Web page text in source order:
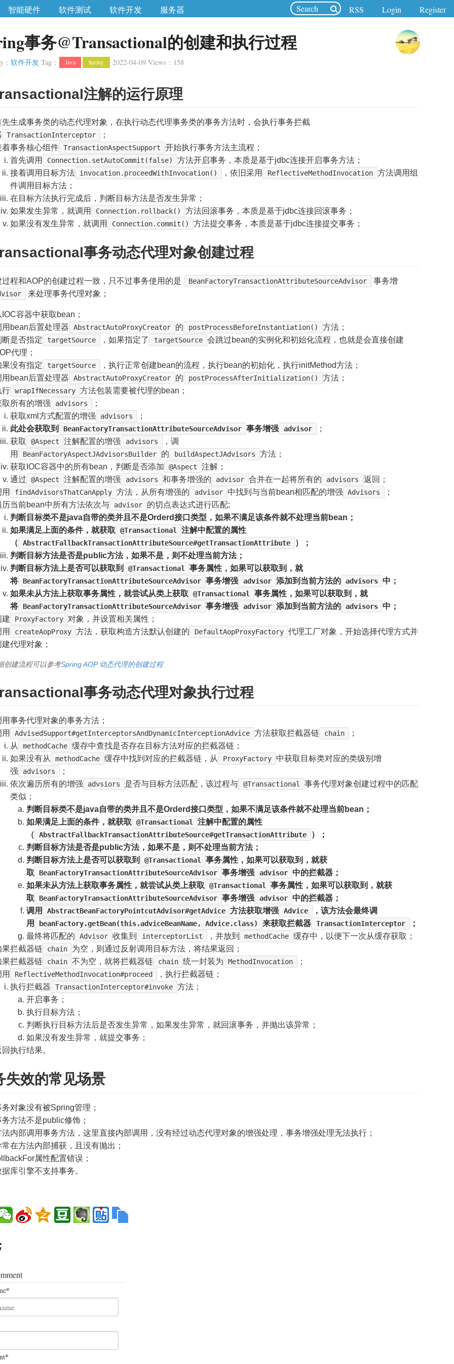
智能硬件 软件测试 软件开发 服务器 RSS Login Register
事务@Transactional的创建和执行过程
：软件开发 Tag ： Java Spring 2022-04-09 Views ： 158
注解的运行原理
先生成事务类的动态代理对象，在执行动态代理事务类的事务方法时，会执行事务拦截
TransactionInterceptor
；
着事务核心组件 TransactionAspectSupport
开始执行事务方法主流程；
首先调用
Connection.setAutoCommit(false)
方法开启事务，本质是基于jdbc连接开启事务方法；
接着调用目标方法
invocation.proceedWithInvocation() ，依旧采用 ReflectiveMethodInvocation 方法调用组
件调用目标方法；
在目标方法执行完成后，判断目标方法是否发生异常；
如果发生异常，就调用
Connection.rollback()
方法回滚事务，本质是基于jdbc连接回滚事务；
如果没有发生异常，就调用
Connection.commit() 方法提交事务，本质是基于jdbc连接提交事务；
事务动态代理对象创建过程
过程和AOP的创建过程一致，只不过事务使用的是 BeanFactoryTransactionAttributeSourceAdvisor 事务增
来处理事务代理对象；
IOC容器中获取bean；
用bean后置处理器
AbstractAutoProxyCreator 的 postProcessBeforeInstantiation()
方法；
断是否指定
targetSource ，如果指定了 targetSource 会跳过bean的实例化和初始化流程，也就是会直接创建
代理；
果没有指定
targetSource
，执行正常创建bean的流程，执行bean的初始化，执行initMethod方法；
用bean后置处理器
AbstractAutoProxyCreator 的 postProcessAfterInitialization()
方法；
行 wrapIfNecessary 方法包装需要被代理的bean；
取所有的增强
advisors
；
获取xml方式配置的增强
advisors
；
此处会获取到
BeanFactoryTransactionAttributeSourceAdvisor 事务增强 advisor
；
获取
@Aspect 注解配置的增强 advisors
，调
用
BeanFactoryAspectJAdvisorsBuilder 的 buildAspectJAdvisors
方法；
获取IOC容器中的所有bean，判断是否添加
@Aspect
注解；
通过
@Aspect 注解配置的增强 advisors 和事务增强的 advisor 合并在一起将所有的 advisors
返回；
findAdvisorsThatCanApply 方法，从所有增强的 advisor 中找到与当前bean相匹配的增强 Advisors
；
历当前bean中所有方法依次与
advisor
的切点表达式进行匹配;
判断目标类不是java自带的类并且不是Orderd接口类型，如果不满足该条件就不处理当前bean；
如果满足上面的条件，就获取
@Transactional
注解中配置的属性
（
AbstractFallbackTransactionAttributeSource#getTransactionAttribute
）；
判断目标方法是否是public方法，如果不是，则不处理当前方法；
判断目标方法上是否可以获取到
@Transactional
事务属性，如果可以获取到，就
将 BeanFactoryTransactionAttributeSourceAdvisor 事务增强 advisor 添加到当前方法的 advisors
中；
如果未从方法上获取事务属性，就尝试从类上获取
@Transactional
事务属性，如果可以获取到，就
将 BeanFactoryTransactionAttributeSourceAdvisor 事务增强 advisor 添加到当前方法的 advisors
中；
建
ProxyFactory
对象，并设置相关属性；
createAopProxy 方法，获取构造方法默认创建的 DefaultAopProxyFactory 代理工厂对象，开始选择代理方式并
建代理对象；
创建流程可以参考Spring AOP 动态代理的创建过程
事务动态代理对象执行过程
用事务代理对象的事务方法；
AdvisedSupport#getInterceptorsAndDynamicInterceptionAdvice 方法获取拦截器链 chain
；
从
methodCache 缓存中查找是否存在目标方法对应的拦截器链；
如果没有从
methodCache 缓存中找到对应的拦截器链，从 ProxyFactory
中获取目标类对应的类级别增
强
advisors
；
依次遍历所有的增强
advsiors 是否与目标方法匹配，该过程与 @Transactional
事务代理对象创建过程中的匹配
类似；
判断目标类不是java自带的类并且不是Orderd接口类型，如果不满足该条件就不处理当前bean；
如果满足上面的条件，就获取
@Transactional
注解中配置的属性
（
AbstractFallbackTransactionAttributeSource#getTransactionAttribute
）；
判断目标方法是否是public方法，如果不是，则不处理当前方法；
判断目标方法上是否可以获取到
@Transactional
事务属性，如果可以获取到，就获
取
BeanFactoryTransactionAttributeSourceAdvisor 事务增强 advisor
中的拦截器；
如果未从方法上获取事务属性，就尝试从类上获取
@Transactional
事务属性，如果可以获取到，就获
取
BeanFactoryTransactionAttributeSourceAdvisor 事务增强 advisor
中的拦截器；
调用
AbstractBeanFactoryPointcutAdvisor#getAdvice 方法获取增强 Advice
，该方法会最终调
用
beanFactory.getBean(this.adviceBeanName, Advice.class) 来获取拦截器 TransactionInterceptor
；
最终将匹配的
Advisor 收集到 interceptorList ，并放到 methodCache 缓存中，以便下一次从缓存获取；
果拦截器链
chain
为空，则通过反射调用目标方法，将结果返回；
果拦截器链
chain 不为空，就将拦截器链 chain 统一封装为 MethodInvocation
；
ReflectiveMethodInvocation#proceed
，执行拦截器链；
执行拦截器
TransactionInterceptor#invoke 方法；
开启事务；
执行目标方法；
判断执行目标方法后是否发生异常，如果发生异常，就回滚事务，并抛出该异常；
如果没有发生异常，就提交事务；
回执行结果。
失效的常见场景
务对象没有被Spring管理；
务方法不是public修饰；
法内部调用事务方法，这里直接内部调用，没有经过动态代理对象的增强处理，事务增强处理无法执行；
常在方法内部捕获，且没有抛出；
属性配置错误；
据库引擎不支持事务。
*
*